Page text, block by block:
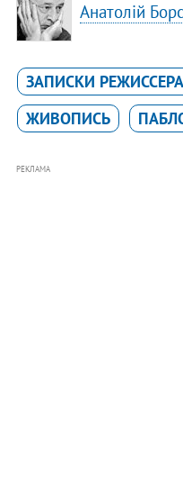
Анатолій
ЗАПИСКИ РЕЖИССЕРА
ЖИВОПИСЬ
РЕКЛАМА